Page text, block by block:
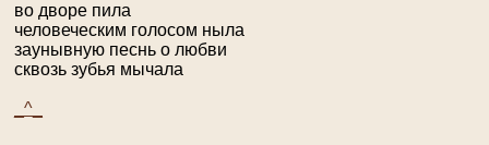
во дворе пила
человеческим голосом ныла
заунывную песнь о любви
сквозь зубья мычала
_^_